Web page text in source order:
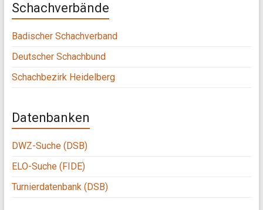
Schachverbände
Badischer Schachverband
Deutscher Schachbund
Schachbezirk Heidelberg
Datenbanken
DWZ-Suche (DSB)
ELO-Suche (FIDE)
Turnierdatenbank (DSB)